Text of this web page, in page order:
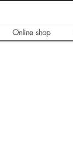
Online shop